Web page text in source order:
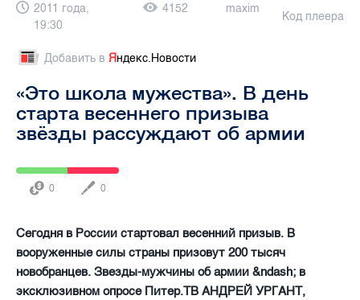
2011 года,
19:30
4152 maxim
Код плеера
Добавить в Яндекс.Новости
«Это школа мужества». В день
старта весеннего призыва
звёзды рассуждают об армии
0 0
Сегодня в России стартовал весенний призыв. В
вооруженные силы страны призовут 200 тысяч
новобранцев. Звезды-мужчины об армии &ndash; в
эксклюзивном опросе Питер.ТВ АНДРЕЙ УРГАНТ,